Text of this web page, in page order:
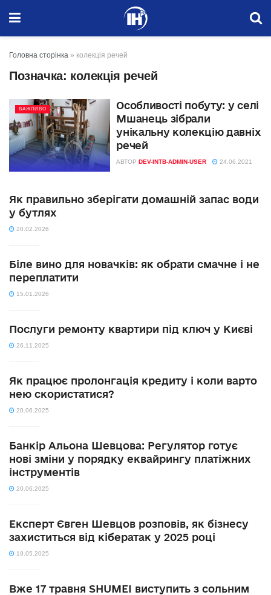
Головна сторінка » колекція речей
Позначка: колекція речей
ВАЖЛИВО
Особливості побуту: у селі
Мшанець зібрали
унікальну колекцію давніх
речей
АВТОР DEV-INTB-ADMIN-USER 24.06.2021
Як правильно зберігати домашній запас води
у бутлях
20.02.2026
Біле вино для новачків: як обрати смачне і не
переплатити
15.01.2026
Послуги ремонту квартири під ключ у Києві
26.11.2025
Як працює пролонгація кредиту і коли варто
нею скористатися?
20.06.2025
Банкір Альона Шевцова: Регулятор готує
нові зміни у порядку еквайрингу платіжних
інструментів
20.06.2025
Експерт Євген Шевцов розповів, як бізнесу
захиститься від кібератак у 2025 році
19.05.2025
Вже 17 травня SHUMEI виступить з сольним